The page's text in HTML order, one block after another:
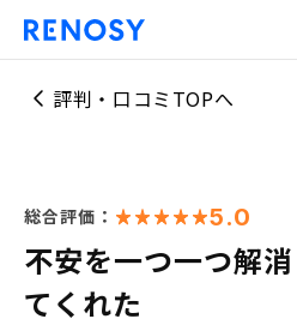
評判・口コミTOPへ
総合評価： 5.0
不安を一つ一つ解
てくれた